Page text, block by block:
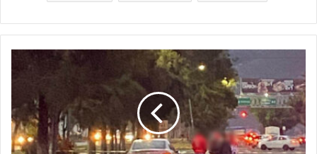
#Morelia
Mujer
Atropellada
En
El
Libramiento